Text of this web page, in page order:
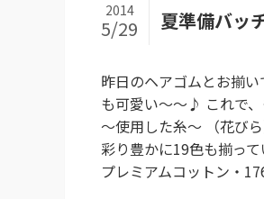
夏準備バッ
2014
5/29
昨日のヘアゴムとお揃
も可愛い～～♪ これで
～使用した糸～ （花び
彩り豊かに19色も揃っ
プレミアムコットン・